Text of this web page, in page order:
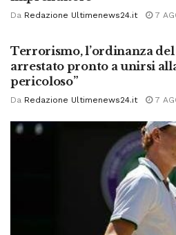
Da Redazione Ultimenews24.it 7
Terrorismo, l’ordinanza del
arrestato pronto a unirsi
pericoloso”
Da Redazione Ultimenews24.it 7